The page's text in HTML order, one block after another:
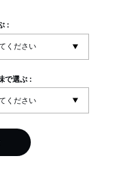
:
で選ぶ :